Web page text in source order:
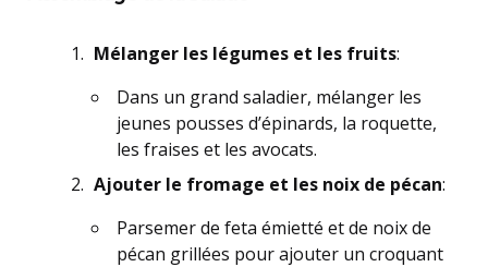
Mélanger les légumes et les fruits:
Dans un grand saladier, mélanger les
jeunes pousses d’épinards, la roquette,
les fraises et les avocats.
Ajouter le fromage et les noix de pécan:
Parsemer de feta émietté et de noix de
pécan grillées pour ajouter un croquant